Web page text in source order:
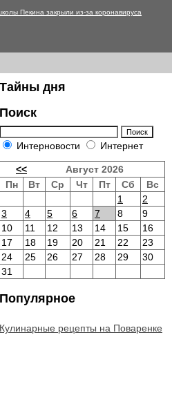
Пекина закрыли из-за коронавируса
Тайны дня
Поиск
Интерновости Интернет
<<
Август 2026
Пн
Вт Ср Чт Пт Сб
Вс
1
2
3
4 5 6 7 8
9
10
11 12 13 14 15
16
17
18 19 20 21 22
23
24
25 26 27 28 29
30
31
Популярное
Кулинарные рецепты на Поваренке